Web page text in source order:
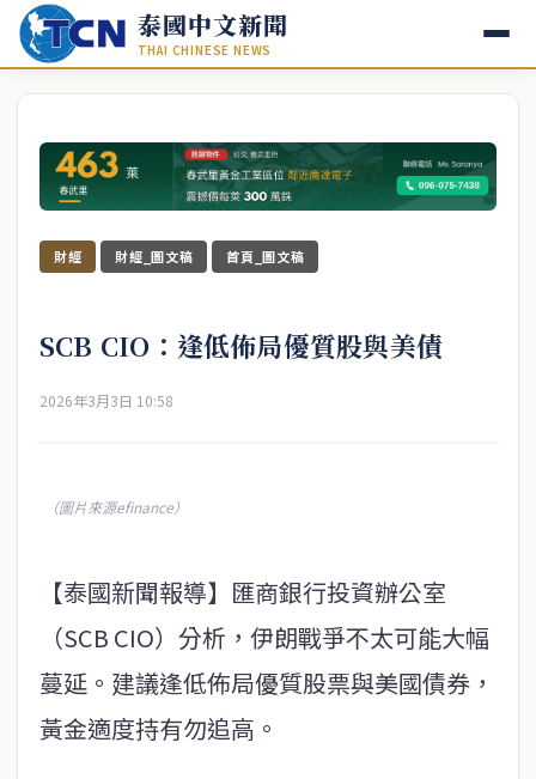
泰國中文新聞
THAI CHINESE NEWS
財經 財經_圖文稿 首頁_圖文稿
SCB CIO：逢低佈局優質股與美債
2026年3月3日 10:58
（圖片來源efinance）
【泰國新聞報導】匯商銀行投資辦公室
（SCB CIO）分析，伊朗戰爭不太可能大幅
蔓延。建議逢低佈局優質股票與美國債券，
黃金適度持有勿追高。